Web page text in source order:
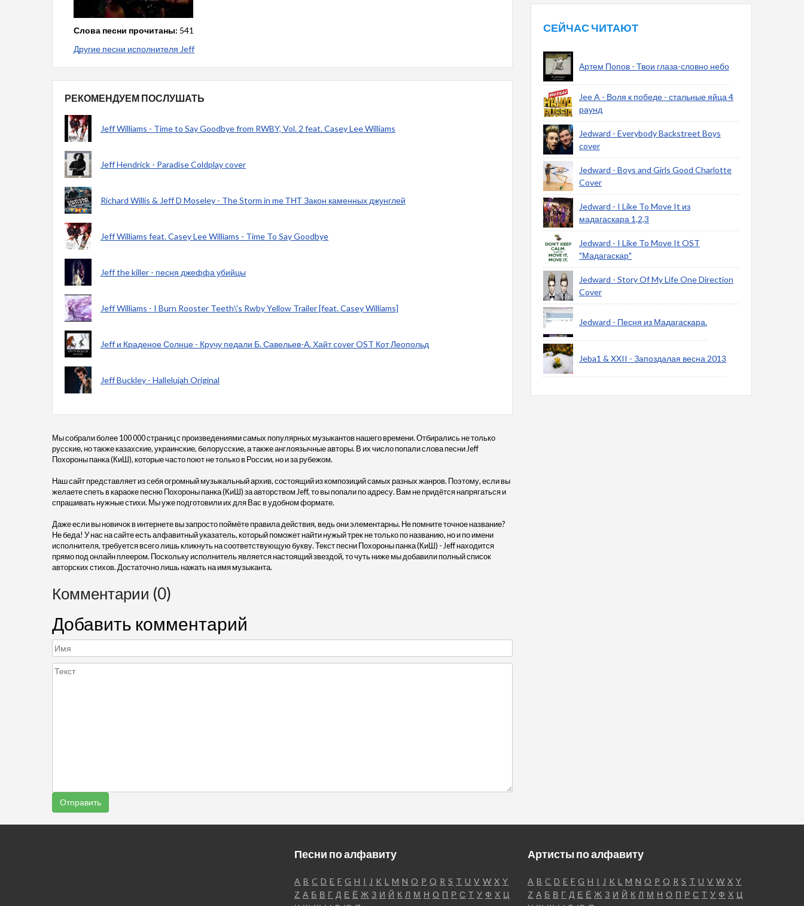
Слова песни прочитаны: 541
Другие песни исполнителя Jeff
РЕКОМЕНДУЕМ ПОСЛУШАТЬ
Jeff Williams - Time to Say Goodbye from RWBY, Vol. 2 feat. Casey Lee Williams
Jeff Hendrick - Paradise Coldplay cover
Richard Willis & Jeff D Moseley - The Storm in me ТНТ Закон каменных джунглей
Jeff Williams feat. Casey Lee Williams - Time To Say Goodbye
Jeff the killer - песня джеффа убийцы
Jeff Williams - I Burn Rooster Teeth\'s Rwby Yellow Trailer [feat. Casey Williams]
Jeff и Краденое Солнце - Кручу педали Б. Савельев-А. Хайт cover OST Кот Леопольд
Jeff Buckley - Hallelujah Original
Мы собрали более 100 000 страниц с произведениями самых популярных музыкантов нашего времени. Отбирались не только
русские, но также казахские, украинские, белорусские, а также англоязычные авторы. В их число попали слова песни Jeff
Похороны панка (КиШ), которые часто поют не только в России, но и за рубежом.
Наш сайт представляет из себя огромный музыкальный архив, состоящий из композиций самых разных жанров. Поэтому, если вы
желаете спеть в караоке песню Похороны панка (КиШ) за авторством Jeff, то вы попали по адресу. Вам не придётся напрягаться и
спрашивать нужные стихи. Мы уже подготовили их для Вас в удобном формате.
Даже если вы новичок в интернете вы запросто поймёте правила действия, ведь они элементарны. Не помните точное название?
Не беда! У нас на сайте есть алфавитный указатель, который поможет найти нужый трек не только по названию, но и по имени
исполнителя, требуется всего лишь кликнуть на соответствующую букву. Текст песни Похороны панка (КиШ) - Jeff находится
прямо под онлайн плеером. Поскольку исполнитель является настоящий звездой, то чуть ниже мы добавили полный список
авторских стихов. Достаточно лишь нажать на имя музыканта.
Комментарии (0)
Добавить комментарий
СЕЙЧАС ЧИТАЮТ
Артем Попов - Твои глаза-словно небо
Jee A - Воля к победе - стальные яйца 4
раунд
Jedward - Everybody Backstreet Boys
cover
Jedward - Boys and Girls Good Charlotte
Cover
Jedward - I Like To Move It из
мадагаскара 1,2,3
Jedward - I Like To Move It OST
"Мадагаскар"
Jedward - Story Of My Life One Direction
Cover
Jedward - Песня из Мадагаскара.
Jeba1 & XXII - Запоздалая весна 2013
Песни по алфавиту
A B C D E F G H I J K L M N O P Q R S T U V W X Y
Z А Б В Г Д Е Ё Ж З И Й К Л М Н О П Р С Т У Ф Х Ц
Артисты по алфавиту
A B C D E F G H I J K L M N O P Q R S T U V W X Y
Z А Б В Г Д Е Ё Ж З И Й К Л М Н О П Р С Т У Ф Х Ц